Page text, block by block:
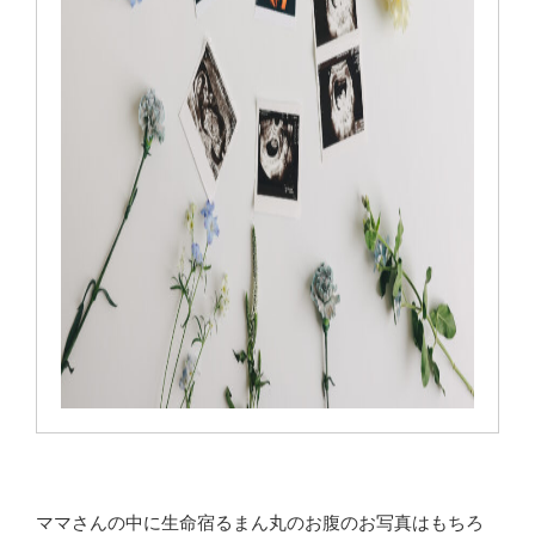
ママさんの中に生命宿るまん丸のお腹のお写真はもちろ